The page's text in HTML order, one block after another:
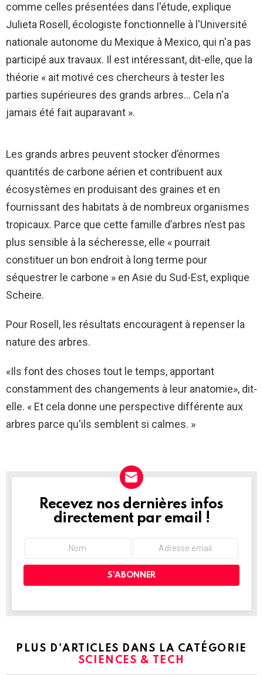
comme celles présentées dans l'étude, explique
Julieta Rosell, écologiste fonctionnelle à l'Université
nationale autonome du Mexique à Mexico, qui n'a pas
participé aux travaux. Il est intéressant, dit-elle, que la
théorie « ait motivé ces chercheurs à tester les
parties supérieures des grands arbres… Cela n'a
jamais été fait auparavant ».
Les grands arbres peuvent stocker d’énormes
quantités de carbone aérien et contribuent aux
écosystèmes en produisant des graines et en
fournissant des habitats à de nombreux organismes
tropicaux. Parce que cette famille d’arbres n’est pas
plus sensible à la sécheresse, elle « pourrait
constituer un bon endroit à long terme pour
séquestrer le carbone » en Asie du Sud-Est, explique
Scheire.
Pour Rosell, les résultats encouragent à repenser la
nature des arbres.
«Ils font des choses tout le temps, apportant
constamment des changements à leur anatomie», dit-
elle. « Et cela donne une perspective différente aux
arbres parce qu'ils semblent si calmes. »
NEWSLETTER
Recevez nos dernières infos
directement par email !
PLUS D'ARTICLES DANS LA CATÉGORIE
SCIENCES & TECH